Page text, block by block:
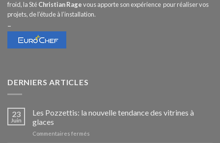
froid, la StéChristian Ragevous apporte son expérience pour réaliser vos
projets, de l’étude à l’installation.
–
DERNIERS ARTICLES
23
Juin
Les Pozzettis: la nouvelle tendance des vitrines à
glaces
Commentaires fermés